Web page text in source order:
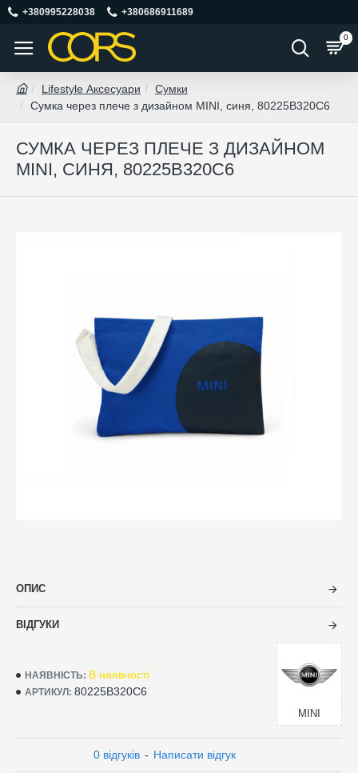
+380995228038 +380686911689
0
Lifestyle Аксесуари
Сумки
Сумка через плече з дизайном MINI, синя, 80225B320C6
СУМКА ЧЕРЕЗ ПЛЕЧЕ З ДИЗАЙНОМ
MINI, СИНЯ, 80225B320C6
ОПИС
ВІДГУКИ
НАЯВНІСТЬ: В наявності
АРТИКУЛ: 80225B320C6
MINI
0 відгуків - Написати відгук